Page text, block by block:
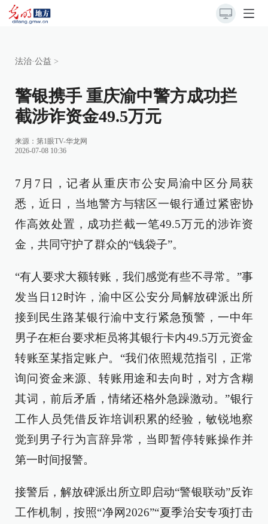
法治·公益 >
警银携手 重庆渝中警方成功拦
截涉诈资金49.5万元
来源： 第1眼TV-华龙网
2026-07-08 10:36
7月7日，记者从重庆市公安局渝中区分局获
悉，近日，当地警方与辖区一银行通过紧密协
作高效处置，成功拦截一笔49.5万元的涉诈资
金，共同守护了群众的“钱袋子”。
“有人要求大额转账，我们感觉有些不寻常。”事
发当日12时许，渝中区公安分局解放碑派出所
接到民生路某银行渝中支行紧急预警，一中年
男子在柜台要求柜员将其银行卡内49.5万元资金
转账至某指定账户。“我们依照规范指引，正常
询问资金来源、转账用途和去向时，对方含糊
其词，前后矛盾，情绪还格外急躁激动。”银行
工作人员凭借反诈培训积累的经验，敏锐地察
觉到男子行为言辞异常，当即暂停转账操作并
第一时间报警。
接警后，解放碑派出所立即启动“警银联动”反诈
工作机制，按照“净网2026”“夏季治安专项打击